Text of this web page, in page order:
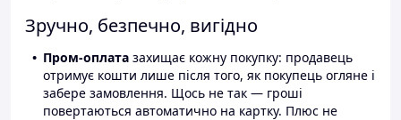
Зручно, безпечно, вигідно
Пром-оплата захищає кожну покупку: продавець
отримує кошти лише після того, як покупець огляне і
забере замовлення. Щось не так — гроші
повертаються автоматично на картку. Плюс не